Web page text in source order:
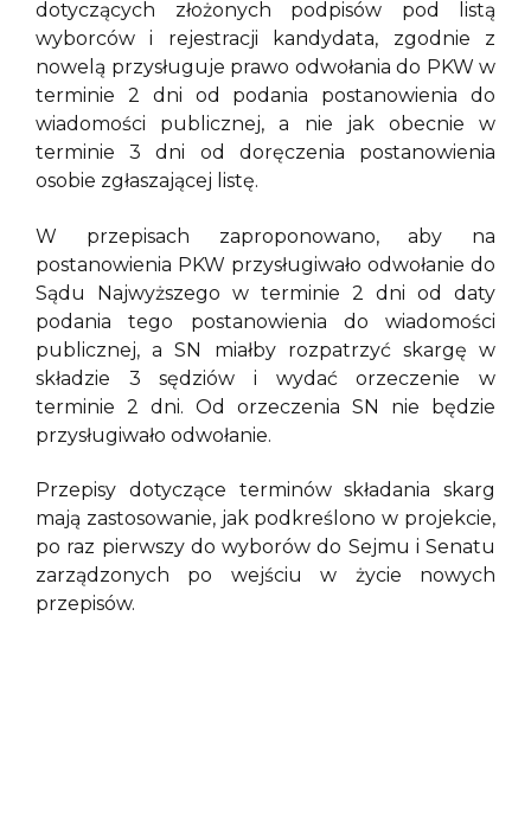
dotyczących złożonych podpisów pod listą
wyborców i rejestracji kandydata, zgodnie z
nowelą przysługuje prawo odwołania do PKW w
terminie 2 dni od podania postanowienia do
wiadomości publicznej, a nie jak obecnie w
terminie 3 dni od doręczenia postanowienia
osobie zgłaszającej listę.
W przepisach zaproponowano, aby na
postanowienia PKW przysługiwało odwołanie do
Sądu Najwyższego w terminie 2 dni od daty
podania tego postanowienia do wiadomości
publicznej, a SN miałby rozpatrzyć skargę w
składzie 3 sędziów i wydać orzeczenie w
terminie 2 dni. Od orzeczenia SN nie będzie
przysługiwało odwołanie.
Przepisy dotyczące terminów składania skarg
mają zastosowanie, jak podkreślono w projekcie,
po raz pierwszy do wyborów do Sejmu i Senatu
zarządzonych po wejściu w życie nowych
przepisów.